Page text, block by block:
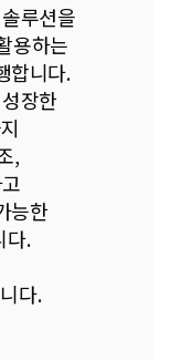
루션을
용하는
합니다.
장한
,
능한
다.
다.